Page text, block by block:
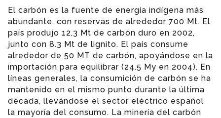
El carbón es la fuente de energía indígena más
abundante, con reservas de alrededor 700 Mt. El
país produjo 12,3 Mt de carbón duro en 2002,
junto con 8.3 Mt de lignito. El país consume
alrededor de 50 MT de carbón, apoyándose en la
importación para equilibrar (24.5 My en 2004). En
líneas generales, la consumición de carbón se ha
mantenido en el mismo punto durante la última
década, llevándose el sector eléctrico español
la mayoría del consumo. La minería del carbón